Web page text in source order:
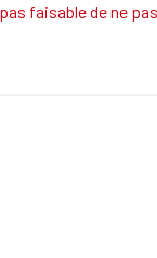
faisable de ne